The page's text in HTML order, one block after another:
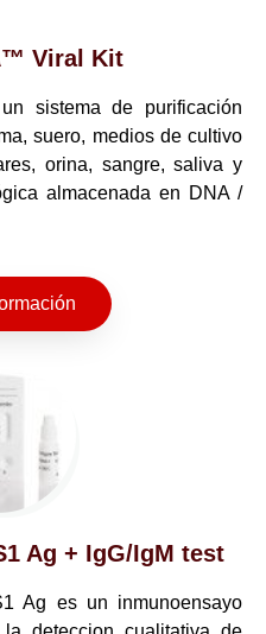
Viral Kit
sistema de purificación
suero, medios de cultivo
orina, sangre, saliva y
almacenada en DNA /
Ag + IgG/IgM test
Ag es un inmunoensayo